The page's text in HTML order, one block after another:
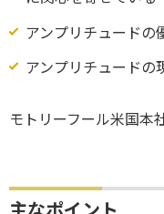
アンプリチュードの
アンプリチュードの
モトリーフール米国